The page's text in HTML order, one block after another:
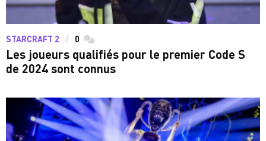
STARCRAFT 2 0 commentaires
Les joueurs qualifiés pour le premier Code S
de 2024 sont connus